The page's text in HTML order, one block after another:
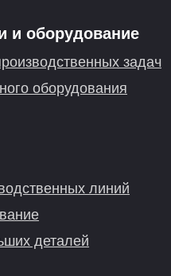
и оборудование
задач
оборудования
линий
деталей